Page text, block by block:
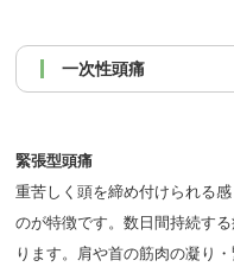
一次性頭痛
緊張型頭痛
重苦しく頭を締め付けられる
のが特徴です。数日間持続す
ります。肩や首の筋肉の凝り